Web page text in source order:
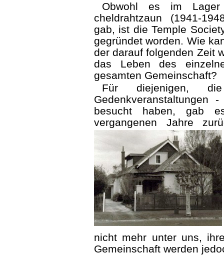
Obwohl es im
cheldrahtzaun (1941-
gab, ist die Temple
gegründet worden. Wie
der darauf folgenden Zeit
das Leben des
gesamten Gemeinschaft?
Für diejenigen,
besucht haben, gab
vergangenen Jahre
nicht mehr unter uns,
Gemeinschaft werden